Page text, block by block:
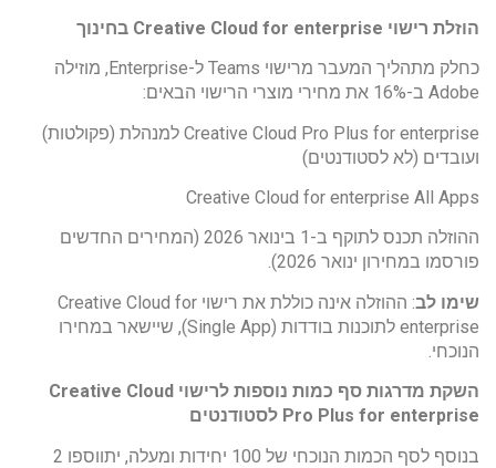
הוזלת רישוי Creative Cloud for enterpriseבחינוך
כחלק מתהליך המעבר מרישוי Teams ל-Enterprise, מוזילה
Adobe ב-16% את מחירי מוצרי הרישוי הבאים:
Creative Cloud Pro Plus for enterprise למנהלת (פקולטות)
ועובדים (לא לסטודנטים)
Creative Cloud for enterprise All Apps
ההוזלה תכנס לתוקף ב-1 בינואר 2026 (המחירים החדשים
פורסמו במחירון ינואר 2026).
שימו לב
: ההוזלה אינה כוללת את רישוי Creative Cloud for
enterprise לתוכנות בודדות (Single App), שיישאר במחירו
הנוכחי.
השקת מדרגות סף כמות נוספות לרישוי Creative Cloud
Pro Plus for enterprise לסטודנטים
בנוסף לסף הכמות הנוכחי של 100 יחידות ומעלה, יתווספו 2